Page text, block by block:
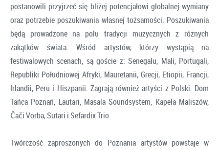
postanowili przyjrzeć się bliżej potencjałowi globalnej wymiany
oraz potrzebie poszukiwania własnej tożsamości. Poszukiwania
będą prowadzone na polu tradycji muzycznych z różnych
zakątków świata. Wśród artystów, którzy wystąpią na
festiwalowych scenach, są goście z: Senegalu, Mali, Portugali,
Republiki Południowej Afryki, Mauretanii, Grecji, Etiopii, Francji,
Irlandii, Peru i Hiszpanii. Zagrają również artyści z Polski: Dom
Tańca Poznań, Lautari, Masala Soundsystem, Kapela Maliszów,
Čači Vorba, Sutari i Sefardix Trio.
Twórczość zaproszonych do Poznania artystów powstaje w